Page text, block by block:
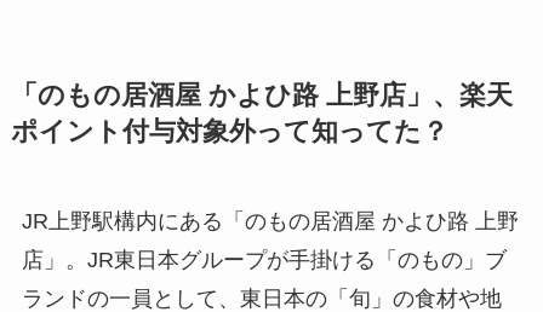
「のもの居酒屋 かよひ路 上野店」、楽天
ポイント付与対象外って知ってた？
JR上野駅構内にある「のもの居酒屋 かよひ路 上野
店」。JR東日本グループが手掛ける「のもの」ブ
ランドの一員として、東日本の「旬」の食材や地